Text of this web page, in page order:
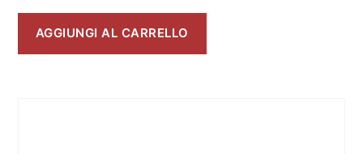
AGGIUNGI AL CARRELLO